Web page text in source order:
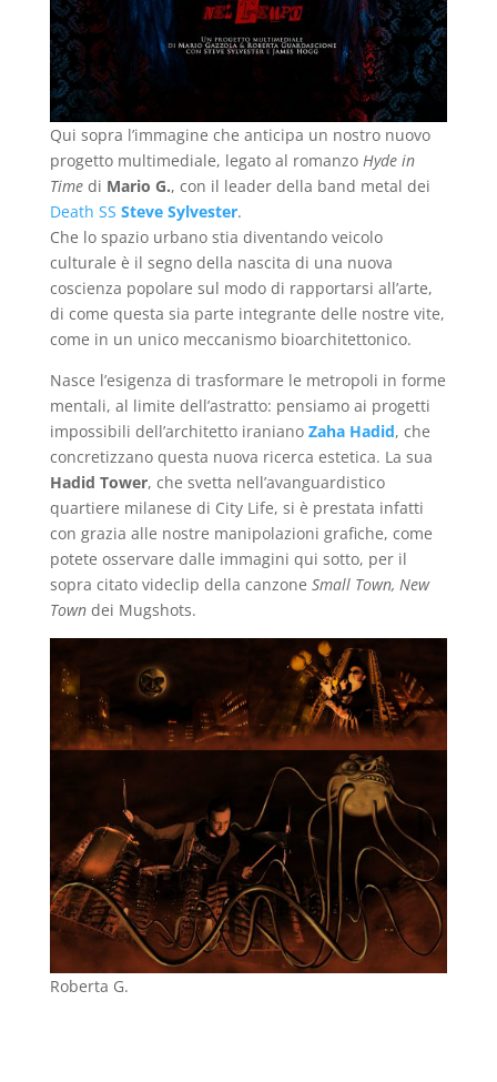
Qui sopra l’immagine che anticipa un nostro nuovo
progetto multimediale, legato al romanzo Hyde in
Timedi Mario G., con il leader della band metal dei
Death SS Steve Sylvester.
Che lo spazio urbano stia diventando veicolo
culturale è il segno della nascita di una nuova
coscienza popolare sul modo di rapportarsi all’arte,
di come questa sia parte integrante delle nostre vite,
come in un unico meccanismo bioarchitettonico.
Nasce l’esigenza di trasformare le metropoli in forme
mentali, al limite dell’astratto: pensiamo ai progetti
impossibili dell’architetto iraniano Zaha Hadid, che
concretizzano questa nuova ricerca estetica. La sua
Hadid Tower, che svetta nell’avanguardistico
quartiere milanese di City Life, si è prestata infatti
con grazia alle nostre manipolazioni grafiche, come
potete osservare dalle immagini qui sotto, per il
sopra citato videclip della canzone Small Town, New
Towndei Mugshots.
Roberta G.